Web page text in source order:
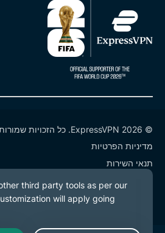
© 2026 ExpressVPN. כל הזכויות שמורות.
מדיניות הפרטיות
תנאי השירות